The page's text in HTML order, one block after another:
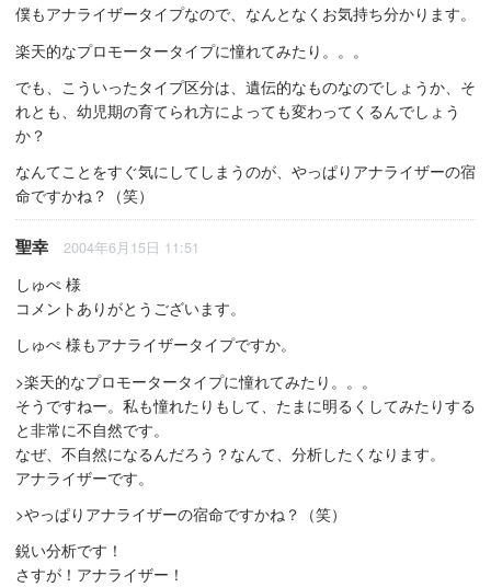
僕もアナライザータイプなので、なんとなくお気持ち分かります。
楽天的なプロモータータイプに憧れてみたり。。。
でも、こういったタイプ区分は、遺伝的なものなのでしょうか、そ
れとも、幼児期の育てられ方によっても変わってくるんでしょう
か？
なんてことをすぐ気にしてしまうのが、やっぱりアナライザーの宿
命ですかね？（笑）
聖幸 2004年6月15日 11:51
しゅぺ 様
コメントありがとうございます。
しゅぺ 様もアナライザータイプですか。
>楽天的なプロモータータイプに憧れてみたり。。。
そうですねー。私も憧れたりもして、たまに明るくしてみたりする
と非常に不自然です。
なぜ、不自然になるんだろう？なんて、分析したくなります。
アナライザーです。
>やっぱりアナライザーの宿命ですかね？（笑）
鋭い分析です！
さすが！アナライザー！